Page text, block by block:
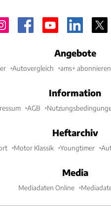
Angebote
Autovergleich ams+ abonnieren
Information
AGB
Heftarchiv
Motor Klassik Youngtimer
Media
Mediadaten Online